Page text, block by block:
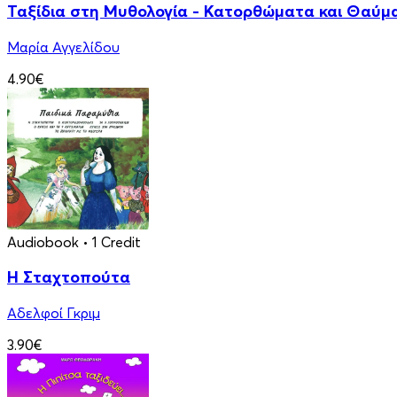
Ταξίδια στη Μυθολογία - Κατορθώματα και
Μαρία Αγγελίδου
4.90€
Audiobook • 1 Credit
Η Σταχτοπούτα
Αδελφοί Γκριμ
3.90€